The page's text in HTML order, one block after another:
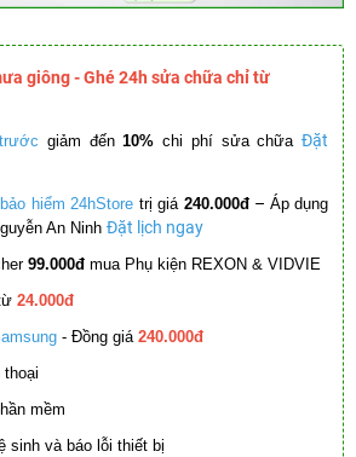
giông - Ghé 24h sửa chữa chỉ từ
giảm đến10% chi phí sửa chữa Đặt
hiểm 24hStore trị giá 240.000đ – Áp dụng
An Ninh Đặt lịch ngay
99.000đ mua Phụ kiện REXON & VIDVIE
24.000đ
- Đồng giá 240.000đ
mềm
sinh và báo lỗi thiết bị